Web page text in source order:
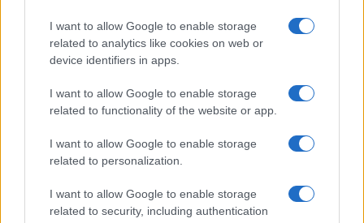
I want to allow Google to enable storage
related to analytics like cookies on web or
device identifiers in apps.
I want to allow Google to enable storage
related to functionality of the website or app.
I want to allow Google to enable storage
related to personalization.
I want to allow Google to enable storage
related to security, including authentication
JDB
(JDB)
$0.022
FibSwap DEX $0.0085
TruFin Staked APT